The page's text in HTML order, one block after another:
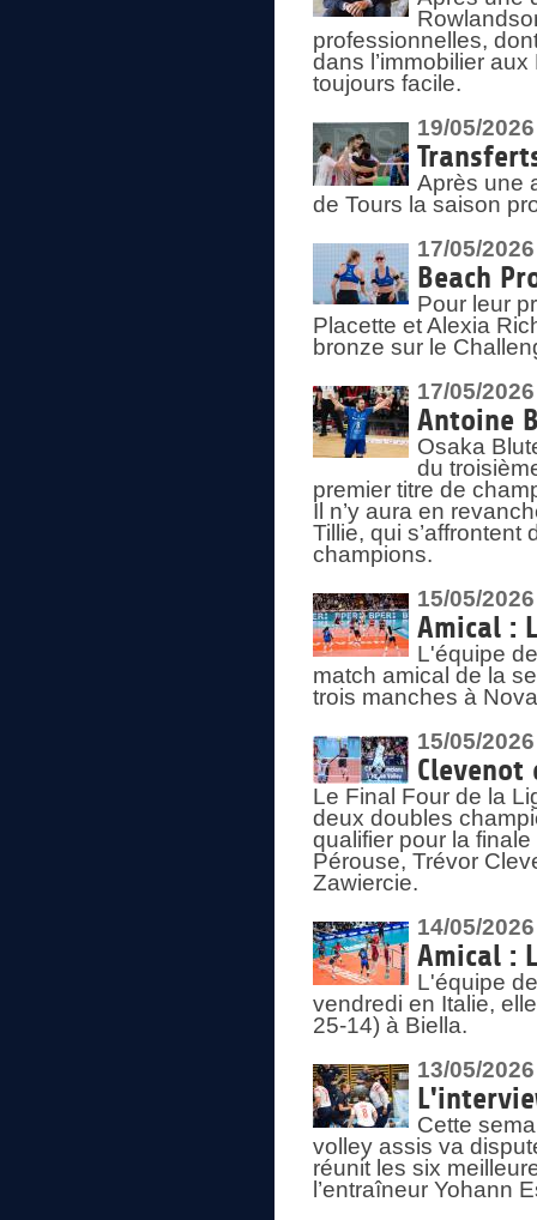
professionnelles,
dans l’immobilier
toujours facile.
19/05/2026
Après une
de Tours la saison
17/05/2026
Beach
Pour leur
Placette et Alexia
bronze sur le
17/05/2026
Antoine
Osaka
du
premier titre de
Il n’y aura en
Tillie, qui
champions.
15/05/2026
Amical :
L'équipe
match amical de la
trois manches à
15/05/2026
Le Final Four de la
deux doubles
qualifier pour la
Pérouse, Trévor
Zawiercie.
14/05/2026
Amical :
L'équipe
vendredi en Italie,
25-14) à Biella.
13/05/2026
Cette
volley assis va
réunit les six
l’entraîneur Yohann